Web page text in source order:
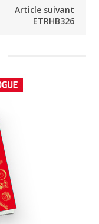
Article suivant
ETRHB326